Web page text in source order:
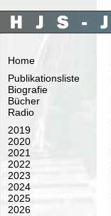
Home
Publikationsliste
Biografie
Bücher
Radio
2019
2020
2021
2022
2023
2024
2025
2026